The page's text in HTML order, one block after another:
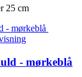
25 cm
- mørkeblå